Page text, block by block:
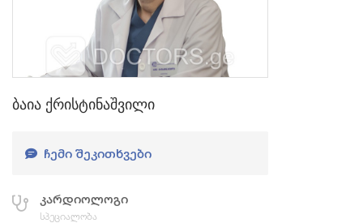
ბაია ქრისტინაშვილი
ᲩᲔᲛᲘ ᲨᲔᲙᲘᲗᲮᲕᲔᲑᲘ
კარდიოლოგი
სპეციალობა